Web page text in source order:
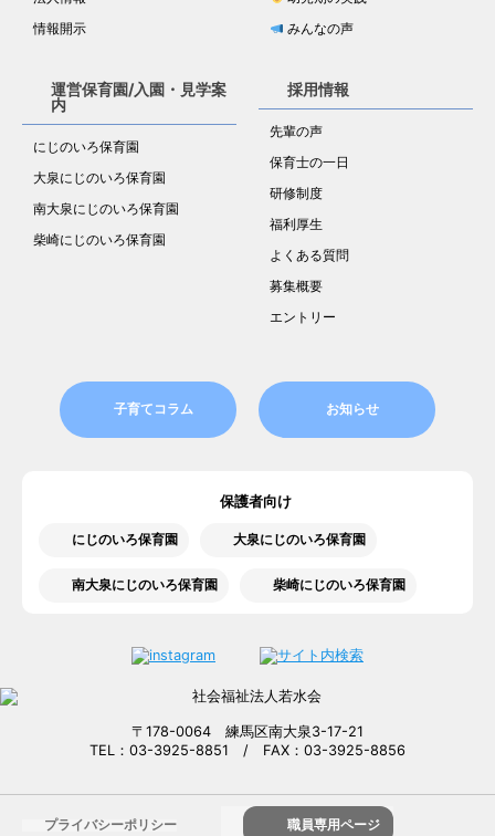
情報開示
みんなの声
運営保育園/入園・見学案
内
にじのいろ保育園
大泉にじのいろ保育園
南大泉にじのいろ保育園
柴崎にじのいろ保育園
採用情報
先輩の声
保育士の一日
研修制度
福利厚生
よくある質問
募集概要
エントリー
子育てコラム お知らせ
保護者向け
にじのいろ保育園 大泉にじのいろ保育園
南大泉にじのいろ保育園 柴崎にじのいろ保育園
〒178-0064 練馬区南大泉3-17-21
TEL：03-3925-8851 / FAX：03-3925-8856
プライバシーポリシー 職員専用ページ